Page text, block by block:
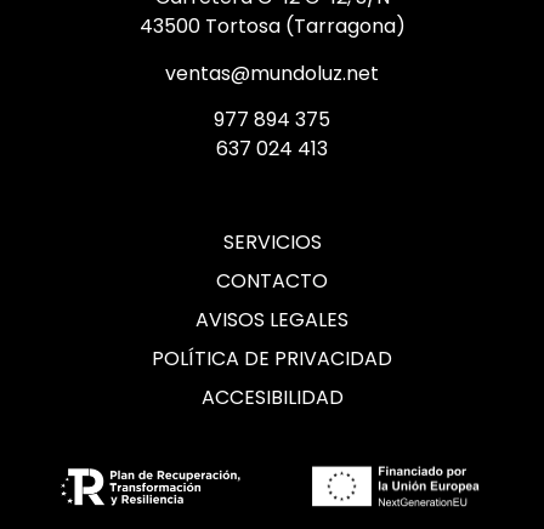
43500 Tortosa (Tarragona)
ventas@mundoluz.net
977 894 375
637 024 413
SERVICIOS
CONTACTO
AVISOS LEGALES
POLÍTICA DE PRIVACIDAD
ACCESIBILIDAD